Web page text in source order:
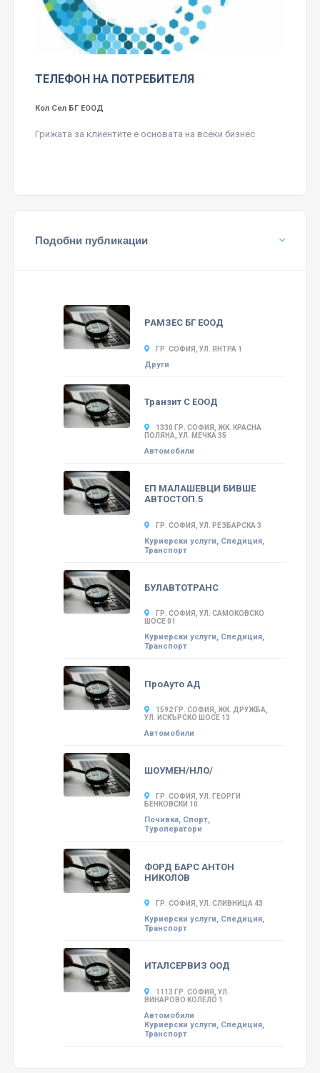
ТЕЛЕФОН НА ПОТРЕБИТЕЛЯ
Кол Сел БГ ЕООД
Грижата за клиентите е основата на всеки бизнес
Подобни публикации
РАМЗЕС БГ ЕООД
ГР. СОФИЯ, УЛ. ЯНТРА 1
Други
Транзит С ЕООД
1330 ГР. СОФИЯ, ЖК. КРАСНА
ПОЛЯНА, УЛ. МЕЧКА 35
Автомобили
ЕП МАЛАШЕВЦИ БИВШЕ
АВТОСТОП.5
ГР. СОФИЯ, УЛ. РЕЗБАРСКА 3
Куриерски услуги, Спедиция,
Транспорт
БУЛАВТОТРАНС
ГР. СОФИЯ, УЛ. САМОКОВСКО
ШОСЕ 01
Куриерски услуги, Спедиция,
Транспорт
ПроАуто АД
1592 ГР. СОФИЯ, ЖК. ДРУЖБА,
УЛ. ИСКЪРСКО ШОСЕ 13
Автомобили
ШОУМЕН/НЛО/
ГР. СОФИЯ, УЛ. ГЕОРГИ
БЕНКОВСКИ 10
Почивка, Спорт,
Туроператори
ФОРД БАРС АНТОН
НИКОЛОВ
ГР. СОФИЯ, УЛ. СЛИВНИЦА 43
Куриерски услуги, Спедиция,
Транспорт
ИТАЛСЕРВИЗ ООД
1113 ГР. СОФИЯ, УЛ.
ВИНАРОВО КОЛЕЛО 1
Автомобили
Куриерски услуги, Спедиция,
Транспорт